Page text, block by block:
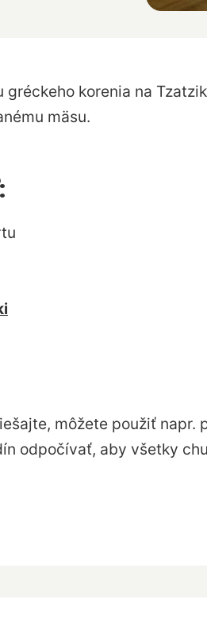
korenia na
mäsu.
môžete použiť napr.
odpočívať, aby všetky